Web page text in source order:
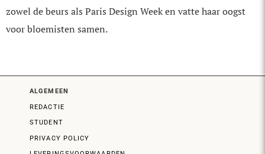
zowel de beurs als Paris Design Week en vatte haar oogst
voor bloemisten samen.
ALGEMEEN
REDACTIE
STUDENT
PRIVACY POLICY